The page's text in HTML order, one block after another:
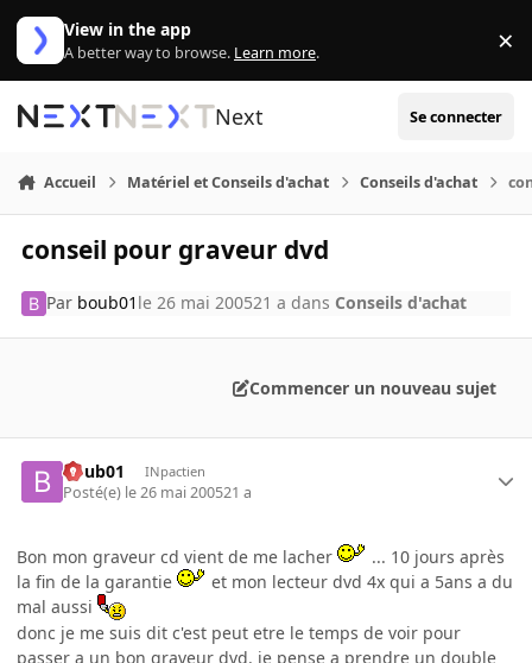
Aller au contenu
View in the app
A better way to browse. Learn more. ×
Next Se connecter
Accueil Matériel et Conseils d'achat Conseils d'achat
conseil pour graveur dvd
Par boub01 le 26 mai 200521 a dans Conseils d'achat
Commencer un nouveau sujet
boub01 INpactien
Posté(e) le 26 mai 200521 a
Bon mon graveur cd vient de me lacher
... 10 jours après
la fin de la garantie
et mon lecteur dvd 4x qui a 5ans a du
mal aussi
donc je me suis dit c'est peut etre le temps de voir pour
passer a un bon graveur dvd. je pense a prendre un double